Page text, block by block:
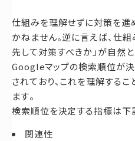
仕組みを理解せずに対策を進
かねません。逆に言えば、仕
先して対策すべきか」が自然と
Googleマップの検索順位が
されており、これを理解する
ます。
検索順位を決定する指標は下
関連性